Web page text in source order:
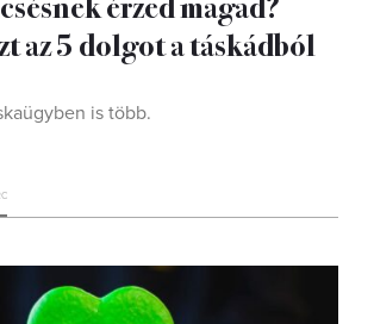
az 5 dolgot a táskádból
is több.